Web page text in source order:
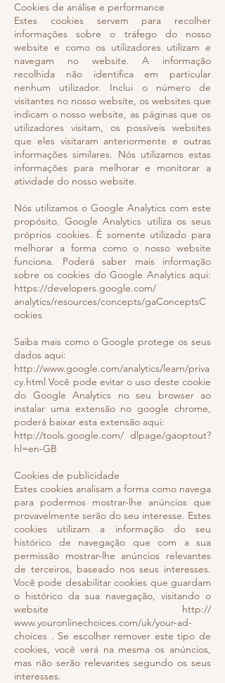
Cookies de análise e performance
Estes cookies servem para recolher
informações sobre o tráfego do nosso
website e como os utilizadores utilizam e
navegam no website. A informação
recolhida não identifica em particular
nenhum utilizador. Inclui o número de
visitantes no nosso website, os websites que
indicam o nosso website, as páginas que os
utilizadores visitam, os possíveis websites
que eles visitaram anteriormente e outras
informações similares. Nós utilizamos estas
informações para melhorar e monitorar a
atividade do nosso website.
Nós utilizamos o Google Analytics com este
propósito. Google Analytics utiliza os seus
próprios cookies. É somente utilizado para
melhorar a forma como o nosso website
funciona. Poderá saber mais informação
sobre os cookies do Google Analytics aqui:
https://developers.google.com/
analytics/resources/concepts/gaConceptsC
ookies
Saiba mais como o Google protege os seus
dados aqui:
http://www.google.com/analytics/learn/priva
cy.html Você pode evitar o uso deste cookie
do Google Analytics no seu browser ao
instalar uma extensão no google chrome,
poderá baixar esta extensão aqui:
http://tools.google.com/ dlpage/gaoptout?
hl=en-GB
Cookies de publicidade
Estes cookies analisam a forma como navega
para podermos mostrar-lhe anúncios que
provavelmente serão do seu interesse. Estes
cookies utilizam a informação do seu
histórico de navegação que com a sua
permissão mostrar-lhe anúncios relevantes
de terceiros, baseado nos seus interesses.
Você pode desabilitar cookies que guardam
o histórico da sua navegação, visitando o
website http://
www.youronlinechoices.com/uk/your-ad-
choices . Se escolher remover este tipo de
cookies, você verá na mesma os anúncios,
mas não serão relevantes segundo os seus
interesses.